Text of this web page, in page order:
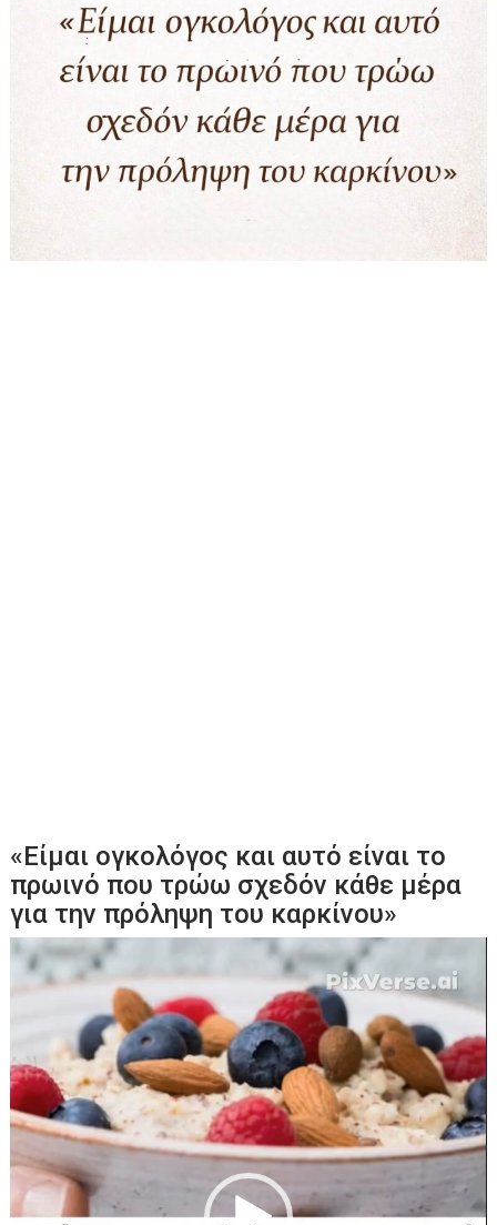
«Είμαι ογκολόγος και αυτό είναι το
πρωινό που τρώω σχεδόν κάθε μέρα
για την πρόληψη του καρκίνου»
Πρόγραμμα
Αναπαραγωγής